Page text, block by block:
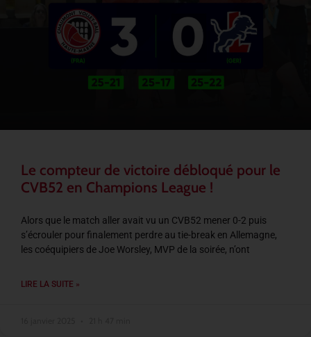
Le compteur de victoire débloqué pour le
CVB52 en Champions League !
Alors que le match aller avait vu un CVB52 mener 0-2 puis
s’écrouler pour finalement perdre au tie-break en Allemagne,
les coéquipiers de Joe Worsley, MVP de la soirée, n’ont
LIRE LA SUITE »